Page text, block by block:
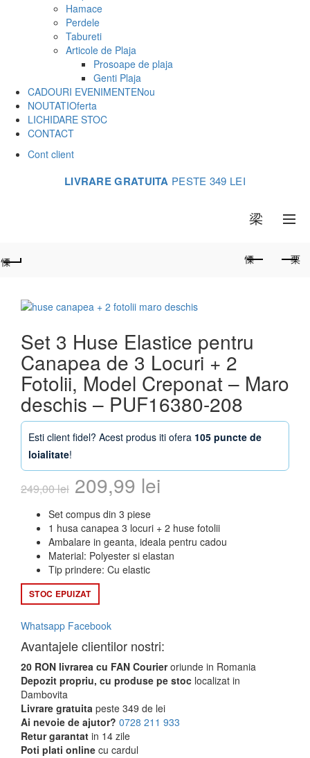
Hamace
Perdele
Tabureti
Articole de Plaja
Prosoape de plaja
Genti Plaja
CADOURI EVENIMENTENou
NOUTATIOferta
LICHIDARE STOC
CONTACT
Cont client
LIVRARE GRATUITA PESTE 349 LEI
Set 3 Huse Elastice pentru
Canapea de 3 Locuri + 2
Fotolii, Model Creponat – Maro
deschis – PUF16380-208
Esti client fidel? Acest produs iti ofera 105 puncte de
loialitate!
249,00lei Prețul
inițial
a
fost:
249,00 lei.
209,99 lei
este:
209,99 lei.
Set compus din 3 piese
1 husa canapea 3 locuri + 2 huse fotolii
Ambalare in geanta, ideala pentru cadou
Material: Polyester si elastan
Tip prindere: Cu elastic
STOC EPUIZAT
Whatsapp Facebook
Avantajele clientilor nostri:
20 RON livrarea cu FAN Courieroriunde in Romania
Depozit propriu, cu produse pe stoc localizat in
Dambovita
Livrare gratuita peste 349 de lei
Ai nevoie de ajutor? 0728 211 933
Retur garantat in 14 zile
Poti plati online cu cardul